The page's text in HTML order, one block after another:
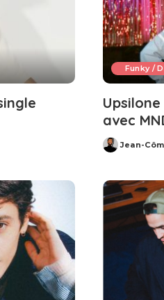
Funky /
Upsilone
avec
Posted
Jean-